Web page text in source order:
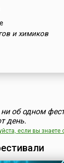
и химиков
об одном
день.
если вы знаете